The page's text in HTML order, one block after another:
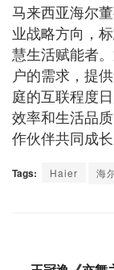
马来西亚海尔
业战略方向，
慧生活赋能者
户的需求，提
庭的互联程度
效率和生活品
作伙伴共同成
Tags: Haier 海